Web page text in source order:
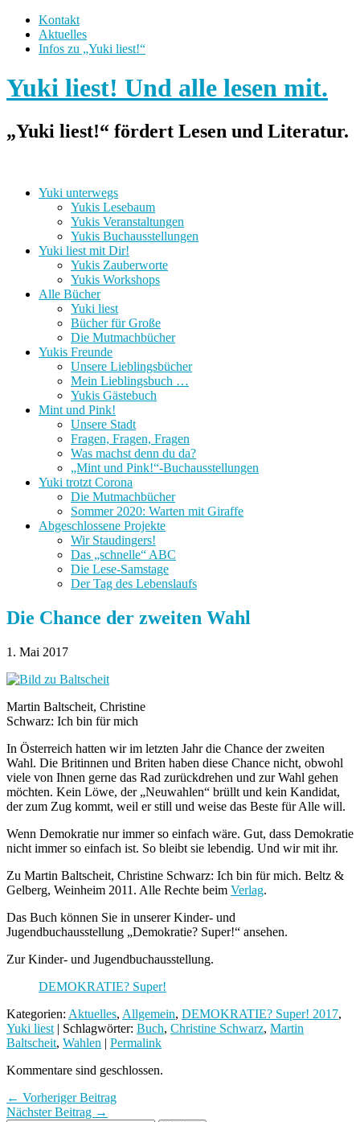
Kontakt
Aktuelles
Infos zu „Yuki liest!“
Yuki liest! Und alle lesen mit.
„Yuki liest!“ fördert Lesen und Literatur.
Yuki unterwegs
Yukis Lesebaum
Yukis Veranstaltungen
Yukis Buchausstellungen
Yuki liest mit Dir!
Yukis Zauberworte
Yukis Workshops
Alle Bücher
Yuki liest
Bücher für Große
Die Mutmachbücher
Yukis Freunde
Unsere Lieblingsbücher
Mein Lieblingsbuch …
Yukis Gästebuch
Mint und Pink!
Unsere Stadt
Fragen, Fragen, Fragen
Was machst denn du da?
„Mint und Pink!“-Buchausstellungen
Yuki trotzt Corona
Die Mutmachbücher
Sommer 2020: Warten mit Giraffe
Abgeschlossene Projekte
Wir Staudingers!
Das „schnelle“ ABC
Die Lese-Samstage
Der Tag des Lebenslaufs
Die Chance der zweiten Wahl
1. Mai 2017
Martin Baltscheit, Christine
Schwarz: Ich bin für mich
In Österreich hatten wir im letzten Jahr die Chance der zweiten
Wahl. Die Britinnen und Briten haben diese Chance nicht, obwohl
viele von Ihnen gerne das Rad zurückdrehen und zur Wahl gehen
möchten. Kein Löwe, der „Neuwahlen“ brüllt und kein Kandidat,
der zum Zug kommt, weil er still und weise das Beste für Alle will.
Wenn Demokratie nur immer so einfach wäre. Gut, dass Demokratie
nicht immer so einfach ist. So bleibt sie lebendig. Und wir mit ihr.
Zu Martin Baltscheit, Christine Schwarz: Ich bin für mich. Beltz &
Gelberg, Weinheim 2011. Alle Rechte beim Verlag.
Das Buch können Sie in unserer Kinder- und
Jugendbuchausstellung „Demokratie? Super!“ ansehen.
Zur Kinder- und Jugendbuchausstellung.
DEMOKRATIE? Super!
Kategorien: Aktuelles, Allgemein, DEMOKRATIE? Super! 2017,
Yuki liest | Schlagwörter: Buch, Christine Schwarz, Martin
Baltscheit, Wahlen | Permalink
Kommentare sind geschlossen.
← Vorheriger Beitrag
Nächster Beitrag →